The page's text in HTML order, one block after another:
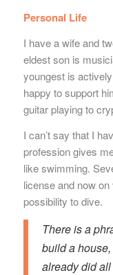
Personal Life
I have a wife and
eldest son is
youngest is
happy to support
guitar playing to
I can’t say that I
profession gives
like swimming.
license and now
possibility to dive.
There is a
build a
already did